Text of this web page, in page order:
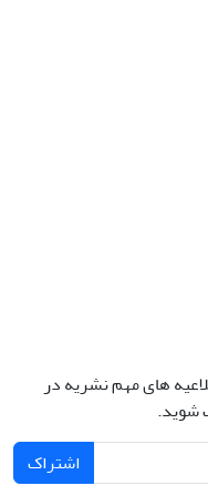
های مهم نشریه در
شوید.
اشتراک